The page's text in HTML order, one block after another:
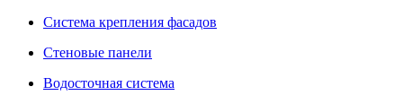
Система крепления фасадов
Стеновые панели
Водосточная система